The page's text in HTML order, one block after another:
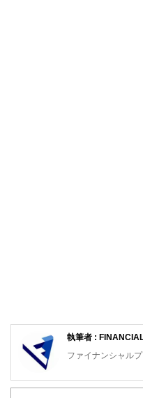
執筆者 :
ファイナンシャル
FinancialField編集